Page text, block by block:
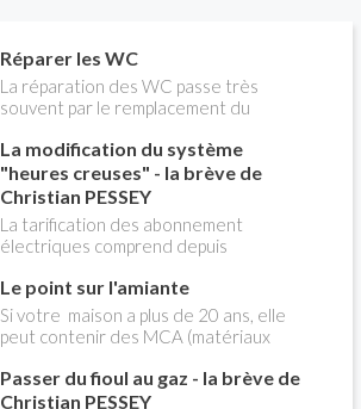
Réparer les WC
La réparation des WC passe très
souvent par le remplacement du
expliquer
La modification du système
"heures creuses" - la brève de
Christian PESSEY
La tarification des abonnement
électriques comprend depuis
pleines, heures creuses. Aujourd'hui
Christian PESSEY vous explique tout
ce qu'il faut savoir sur la nouvelle
modification du système "heures
creuses" qui concerne près de 15
millions de Français !
Le point sur l'amiante
Si votre maison a plus de 20 ans, elle
peut contenir des MCA (matériaux
panique, on fait le point dans notre
flash news n°3 spéciale Amiante et
Passer du fioul au gaz - la brève de
Christian PESSEY